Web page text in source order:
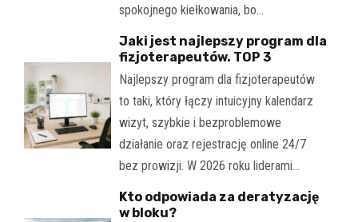
spokojnego kiełkowania, bo…
Jaki jest najlepszy program dla
fizjoterapeutów. TOP 3
Najlepszy program dla fizjoterapeutów
to taki, który łączy intuicyjny kalendarz
wizyt, szybkie i bezproblemowe
działanie oraz rejestrację online 24/7
bez prowizji. W 2026 roku liderami…
Kto odpowiada za deratyzację
w bloku?